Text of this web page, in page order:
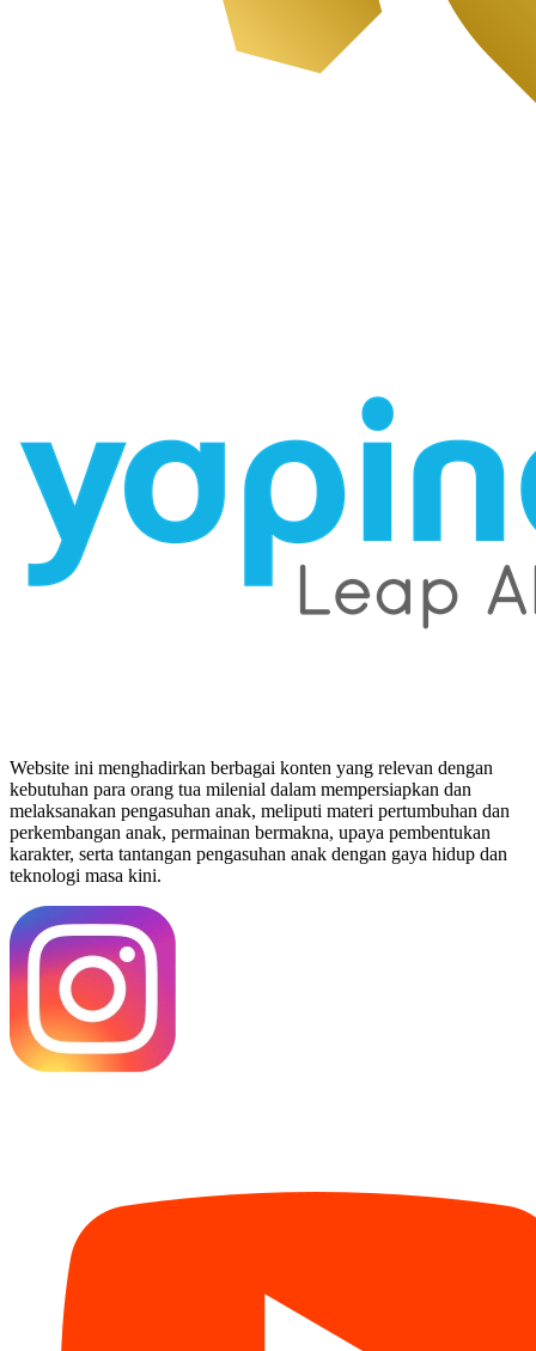
Website ini menghadirkan berbagai konten yang relevan dengan
kebutuhan para orang tua milenial dalam mempersiapkan dan
melaksanakan pengasuhan anak, meliputi materi pertumbuhan dan
perkembangan anak, permainan bermakna, upaya pembentukan
karakter, serta tantangan pengasuhan anak dengan gaya hidup dan
teknologi masa kini.